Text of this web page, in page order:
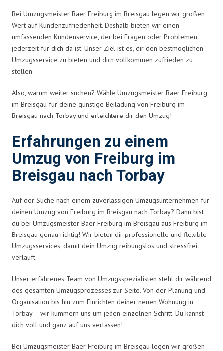
Bei Umzugsmeister Baer Freiburg im Breisgau legen wir großen
Wert auf Kundenzufriedenheit. Deshalb bieten wir einen
umfassenden Kundenservice, der bei Fragen oder Problemen
jederzeit für dich da ist. Unser Ziel ist es, dir den bestmöglichen
Umzugsservice zu bieten und dich vollkommen zufrieden zu
stellen.
Also, warum weiter suchen? Wähle Umzugsmeister Baer Freiburg
im Breisgau für deine günstige Beiladung von Freiburg im
Breisgau nach Torbay und erleichtere dir den Umzug!
Erfahrungen zu einem
Umzug von Freiburg im
Breisgau nach Torbay
Auf der Suche nach einem zuverlässigen Umzugsunternehmen für
deinen Umzug von Freiburg im Breisgau nach Torbay? Dann bist
du bei Umzugsmeister Baer Freiburg im Breisgau aus Freiburg im
Breisgau genau richtig! Wir bieten dir professionelle und flexible
Umzugsservices, damit dein Umzug reibungslos und stressfrei
verläuft.
Unser erfahrenes Team von Umzugsspezialisten steht dir während
des gesamten Umzugsprozesses zur Seite. Von der Planung und
Organisation bis hin zum Einrichten deiner neuen Wohnung in
Torbay – wir kümmern uns um jeden einzelnen Schritt. Du kannst
dich voll und ganz auf uns verlassen!
Bei Umzugsmeister Baer Freiburg im Breisgau legen wir großen